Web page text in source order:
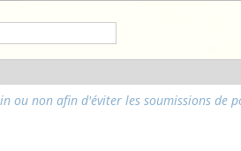
ou non afin d'éviter les soumissions de